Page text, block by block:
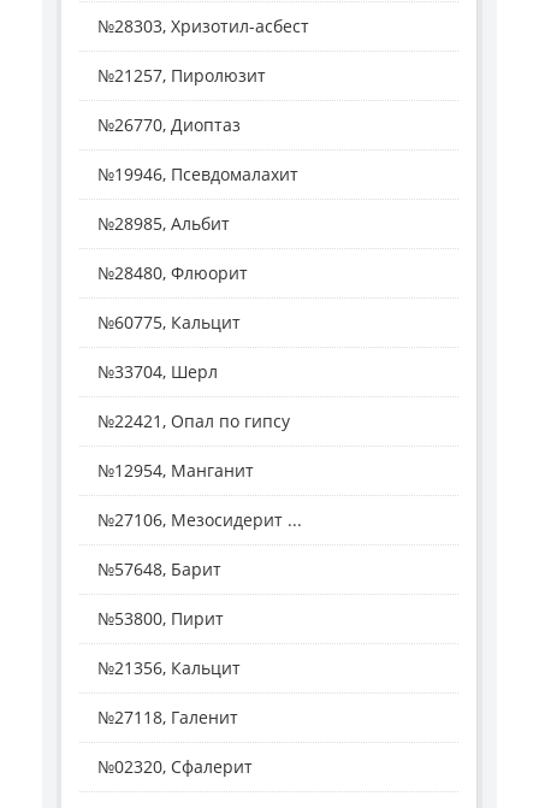
№28303, Хризотил-асбест
№21257, Пиролюзит
№26770, Диоптаз
№19946, Псевдомалахит
№28985, Альбит
№28480, Флюорит
№60775, Кальцит
№33704, Шерл
№22421, Опал по гипсу
№12954, Манганит
№27106, Мезосидерит ...
№57648, Барит
№53800, Пирит
№21356, Кальцит
№27118, Галенит
№02320, Сфалерит